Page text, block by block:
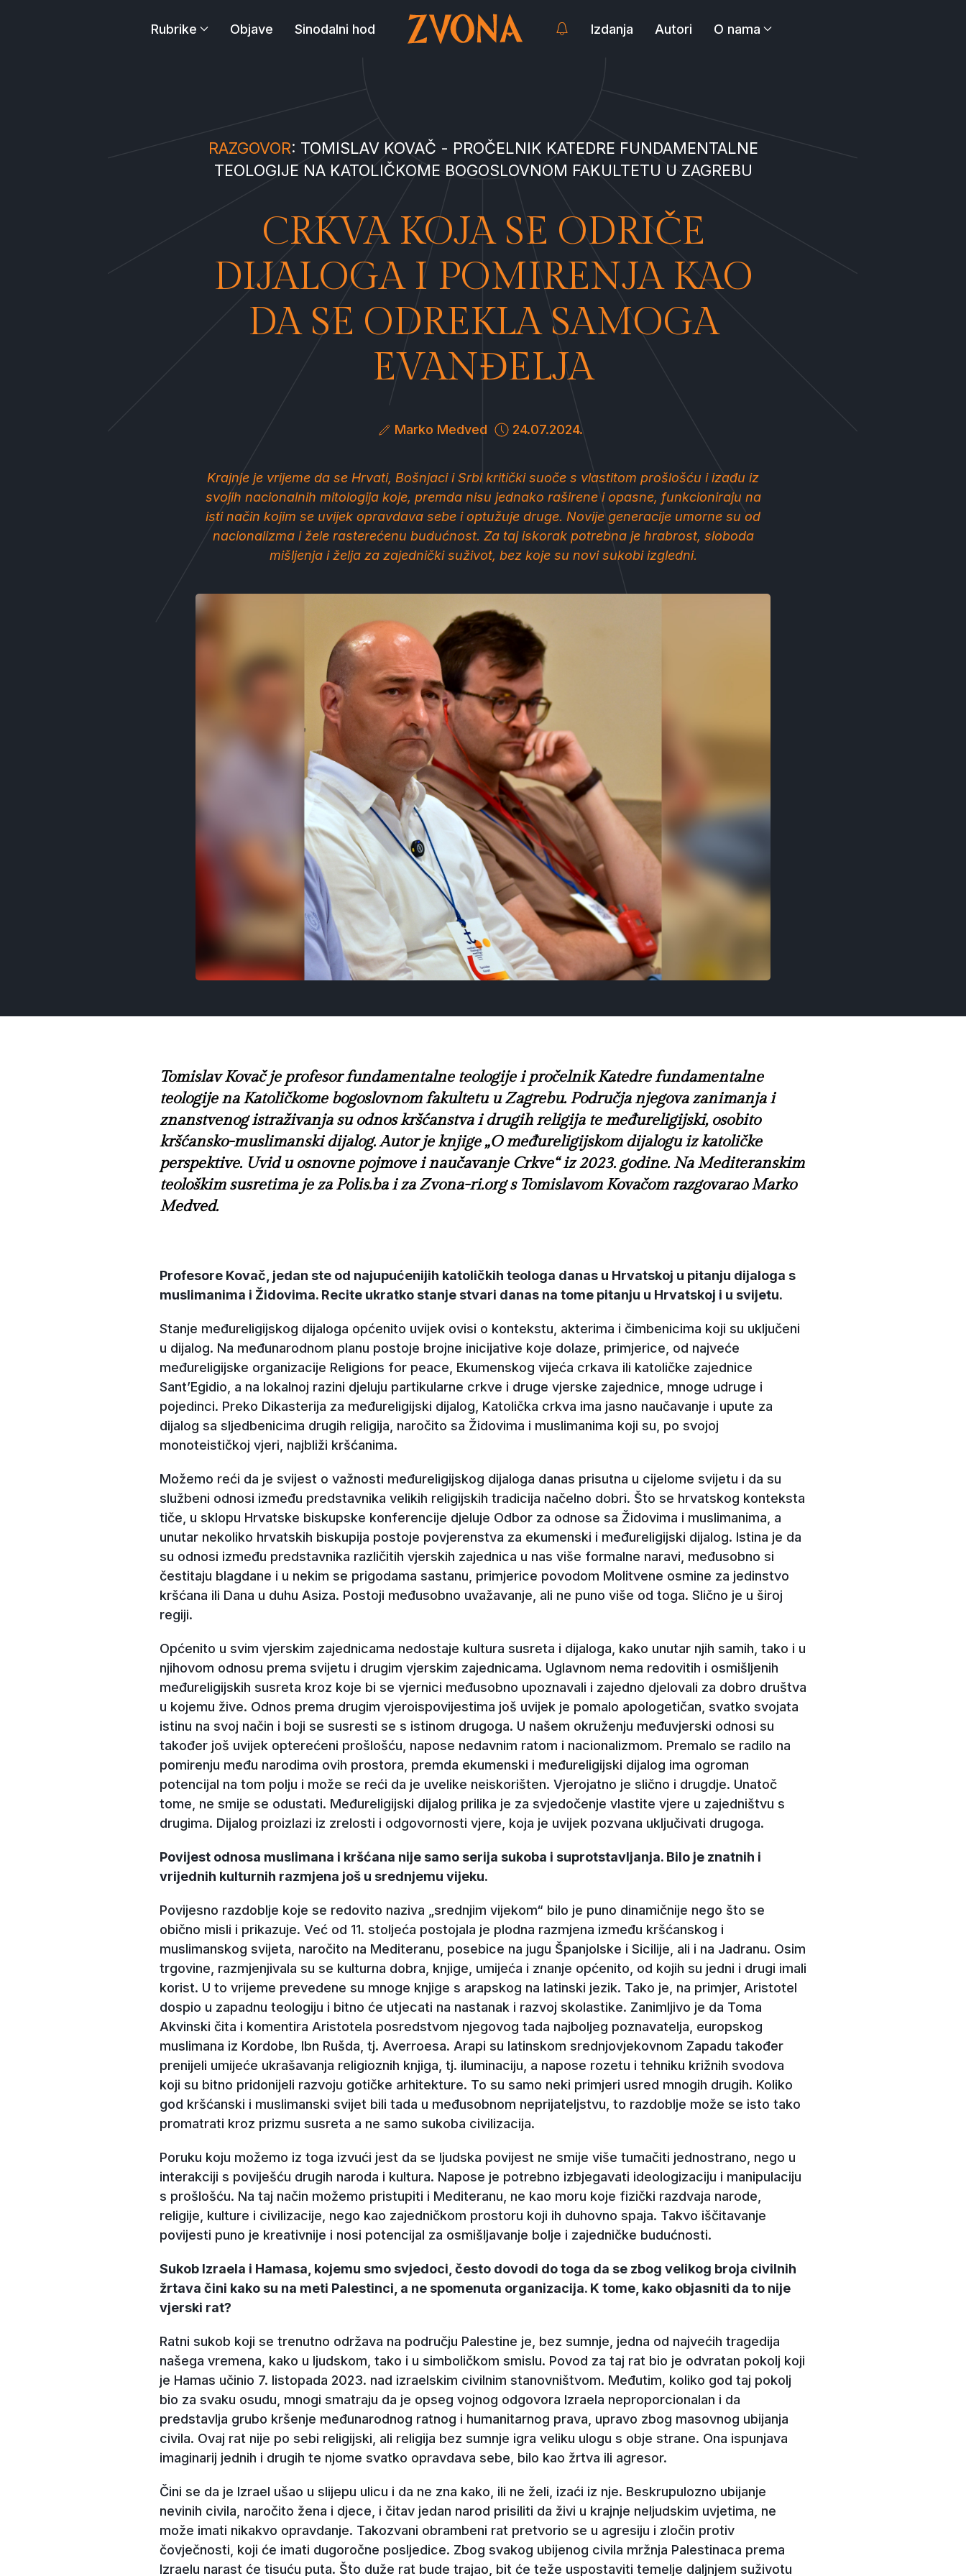
Rubrike Objave Sinodalni hod Izdanja Autori O nama
RAZGOVOR: TOMISLAV KOVAČ - PROČELNIK KATEDRE FUNDAMENTALNE
TEOLOGIJE NA KATOLIČKOME BOGOSLOVNOM FAKULTETU U ZAGREBU
CRKVA KOJA SE ODRIČE
DIJALOGA I POMIRENJA KAO
DA SE ODREKLA SAMOGA
EVANĐELJA
Marko Medved 24.07.2024.
Krajnje je vrijeme da se Hrvati, Bošnjaci i Srbi kritički suoče s vlastitom prošlošću i izađu iz
svojih nacionalnih mitologija koje, premda nisu jednako raširene i opasne, funkcioniraju na
isti način kojim se uvijek opravdava sebe i optužuje druge. Novije generacije umorne su od
nacionalizma i žele rasterećenu budućnost. Za taj iskorak potrebna je hrabrost, sloboda
mišljenja i želja za zajednički suživot, bez koje su novi sukobi izgledni.
Tomislav Kovač je profesor fundamentalne teologije i pročelnik Katedre fundamentalne
teologije na Katoličkome bogoslovnom fakultetu u Zagrebu. Područja njegova zanimanja i
znanstvenog istraživanja su odnos kršćanstva i drugih religija te međureligijski, osobito
kršćansko-muslimanski dijalog. Autor je knjige „O međureligijskom dijalogu iz katoličke
perspektive. Uvid u osnovne pojmove i naučavanje Crkve“ iz 2023. godine. Na Mediteranskim
teološkim susretima je za Polis.ba i za Zvona-ri.org s Tomislavom Kovačom razgovarao Marko
Medved.
Profesore Kovač, jedan ste od najupućenijih katoličkih teologa danas u Hrvatskoj u pitanju dijaloga s
muslimanima i Židovima. Recite ukratko stanje stvari danas na tome pitanju u Hrvatskoj i u svijetu.
Stanje međureligijskog dijaloga općenito uvijek ovisi o kontekstu, akterima i čimbenicima koji su uključeni
u dijalog. Na međunarodnom planu postoje brojne inicijative koje dolaze, primjerice, od najveće
međureligijske organizacije Religions for peace, Ekumenskog vijeća crkava ili katoličke zajednice
Sant’Egidio, a na lokalnoj razini djeluju partikularne crkve i druge vjerske zajednice, mnoge udruge i
pojedinci. Preko Dikasterija za međureligijski dijalog, Katolička crkva ima jasno naučavanje i upute za
dijalog sa sljedbenicima drugih religija, naročito sa Židovima i muslimanima koji su, po svojoj
monoteističkoj vjeri, najbliži kršćanima.
Možemo reći da je svijest o važnosti međureligijskog dijaloga danas prisutna u cijelome svijetu i da su
službeni odnosi između predstavnika velikih religijskih tradicija načelno dobri. Što se hrvatskog konteksta
tiče, u sklopu Hrvatske biskupske konferencije djeluje Odbor za odnose sa Židovima i muslimanima, a
unutar nekoliko hrvatskih biskupija postoje povjerenstva za ekumenski i međureligijski dijalog. Istina je da
su odnosi između predstavnika različitih vjerskih zajednica u nas više formalne naravi, međusobno si
čestitaju blagdane i u nekim se prigodama sastanu, primjerice povodom Molitvene osmine za jedinstvo
kršćana ili Dana u duhu Asiza. Postoji međusobno uvažavanje, ali ne puno više od toga. Slično je u široj
regiji.
Općenito u svim vjerskim zajednicama nedostaje kultura susreta i dijaloga, kako unutar njih samih, tako i u
njihovom odnosu prema svijetu i drugim vjerskim zajednicama. Uglavnom nema redovitih i osmišljenih
međureligijskih susreta kroz koje bi se vjernici međusobno upoznavali i zajedno djelovali za dobro društva
u kojemu žive. Odnos prema drugim vjeroispovijestima još uvijek je pomalo apologetičan, svatko svojata
istinu na svoj način i boji se susresti se s istinom drugoga. U našem okruženju međuvjerski odnosi su
također još uvijek opterećeni prošlošću, napose nedavnim ratom i nacionalizmom. Premalo se radilo na
pomirenju među narodima ovih prostora, premda ekumenski i međureligijski dijalog ima ogroman
potencijal na tom polju i može se reći da je uvelike neiskorišten. Vjerojatno je slično i drugdje. Unatoč
tome, ne smije se odustati. Međureligijski dijalog prilika je za svjedočenje vlastite vjere u zajedništvu s
drugima. Dijalog proizlazi iz zrelosti i odgovornosti vjere, koja je uvijek pozvana uključivati drugoga.
Povijest odnosa muslimana i kršćana nije samo serija sukoba i suprotstavljanja. Bilo je znatnih i
vrijednih kulturnih razmjena još u srednjemu vijeku.
Povijesno razdoblje koje se redovito naziva „srednjim vijekom“ bilo je puno dinamičnije nego što se
obično misli i prikazuje. Već od 11. stoljeća postojala je plodna razmjena između kršćanskog i
muslimanskog svijeta, naročito na Mediteranu, posebice na jugu Španjolske i Sicilije, ali i na Jadranu. Osim
trgovine, razmjenjivala su se kulturna dobra, knjige, umijeća i znanje općenito, od kojih su jedni i drugi imali
korist. U to vrijeme prevedene su mnoge knjige s arapskog na latinski jezik. Tako je, na primjer, Aristotel
dospio u zapadnu teologiju i bitno će utjecati na nastanak i razvoj skolastike. Zanimljivo je da Toma
Akvinski čita i komentira Aristotela posredstvom njegovog tada najboljeg poznavatelja, europskog
muslimana iz Kordobe, Ibn Rušda, tj. Averroesa. Arapi su latinskom srednjovjekovnom Zapadu također
prenijeli umijeće ukrašavanja religioznih knjiga, tj. iluminaciju, a napose rozetu i tehniku križnih svodova
koji su bitno pridonijeli razvoju gotičke arhitekture. To su samo neki primjeri usred mnogih drugih. Koliko
god kršćanski i muslimanski svijet bili tada u međusobnom neprijateljstvu, to razdoblje može se isto tako
promatrati kroz prizmu susreta a ne samo sukoba civilizacija.
Poruku koju možemo iz toga izvući jest da se ljudska povijest ne smije više tumačiti jednostrano, nego u
interakciji s poviješću drugih naroda i kultura. Napose je potrebno izbjegavati ideologizaciju i manipulaciju
s prošlošću. Na taj način možemo pristupiti i Mediteranu, ne kao moru koje fizički razdvaja narode,
religije, kulture i civilizacije, nego kao zajedničkom prostoru koji ih duhovno spaja. Takvo iščitavanje
povijesti puno je kreativnije i nosi potencijal za osmišljavanje bolje i zajedničke budućnosti.
Sukob Izraela i Hamasa, kojemu smo svjedoci, često dovodi do toga da se zbog velikog broja civilnih
žrtava čini kako su na meti Palestinci, a ne spomenuta organizacija. K tome, kako objasniti da to nije
vjerski rat?
Ratni sukob koji se trenutno održava na području Palestine je, bez sumnje, jedna od najvećih tragedija
našega vremena, kako u ljudskom, tako i u simboličkom smislu. Povod za taj rat bio je odvratan pokolj koji
je Hamas učinio 7. listopada 2023. nad izraelskim civilnim stanovništvom. Međutim, koliko god taj pokolj
bio za svaku osudu, mnogi smatraju da je opseg vojnog odgovora Izraela neproporcionalan i da
predstavlja grubo kršenje međunarodnog ratnog i humanitarnog prava, upravo zbog masovnog ubijanja
civila. Ovaj rat nije po sebi religijski, ali religija bez sumnje igra veliku ulogu s obje strane. Ona ispunjava
imaginarij jednih i drugih te njome svatko opravdava sebe, bilo kao žrtva ili agresor.
Čini se da je Izrael ušao u slijepu ulicu i da ne zna kako, ili ne želi, izaći iz nje. Beskrupulozno ubijanje
nevinih civila, naročito žena i djece, i čitav jedan narod prisiliti da živi u krajnje neljudskim uvjetima, ne
može imati nikakvo opravdanje. Takozvani obrambeni rat pretvorio se u agresiju i zločin protiv
čovječnosti, koji će imati dugoročne posljedice. Zbog svakog ubijenog civila mržnja Palestinaca prema
Izraelu narast će tisuću puta. Što duže rat bude trajao, bit će teže uspostaviti temelje daljnjem suživotu